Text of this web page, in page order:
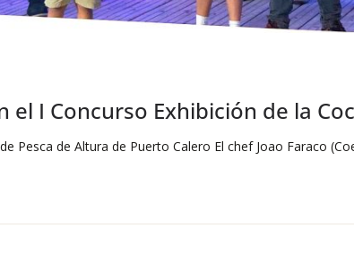
el I Concurso Exhibición de la
Pesca de Altura de Puerto Calero El chef Joao Faraco